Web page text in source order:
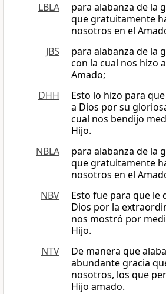
LBLA
para alabanza de la
que gratuitamente
nosotros en el
JBS
para alabanza de la
con la cual nos hizo
Amado;
DHH
Esto lo hizo para
a Dios por su
cual nos bendijo
Hijo.
NBLA
para alabanza de la
que gratuitamente
nosotros en el
NBV
Esto fue para que le
Dios por la
nos mostró por
Hijo.
NTV
De manera que
abundante gracia
nosotros, los que
Hijo amado.